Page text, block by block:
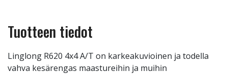
Tuotteen tiedot
Linglong R620 4x4 A/T on karkeakuvioinen ja todella
vahva kesärengas maastureihin ja muihin